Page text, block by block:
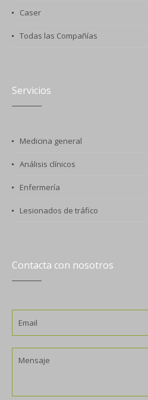
Caser
Todas las Compañías
Servicios
Medicina general
Análisis clínicos
Enfermería
Lesionados de tráfico
Contacta con nosotros